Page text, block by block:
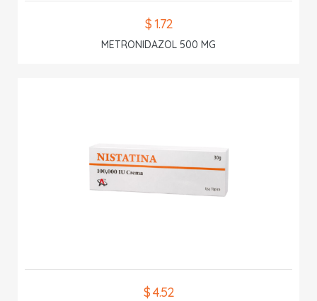
$ 1.72
METRONIDAZOL 500 MG
$ 4.52